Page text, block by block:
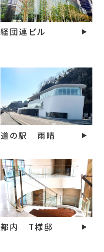
経団連ビル
道の駅 雨晴
都内 T様邸